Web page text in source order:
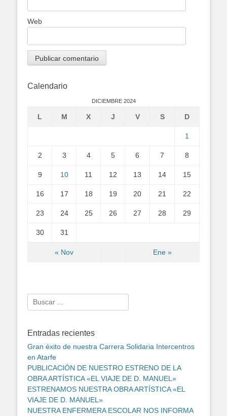
Web
Calendario
DICIEMBRE 2024
L M X J V S D
« Nov Ene »
1
2 3 4 5 6 7 8
9 10 11 12 13 14 15
16 17 18 19 20 21 22
23 24 25 26 27 28 29
30 31
Search
for:
Entradas recientes
Gran éxito de nuestra Carrera Solidaria Intercentros
en Atarfe
PUBLICACIÓN DE NUESTRO ESTRENO DE LA
OBRA ARTÍSTICA «EL VIAJE DE D. MANUEL»
ESTRENAMOS NUESTRA OBRA ARTÍSTICA «EL
VIAJE DE D. MANUEL»
NUESTRA ENFERMERA ESCOLAR NOS INFORMA